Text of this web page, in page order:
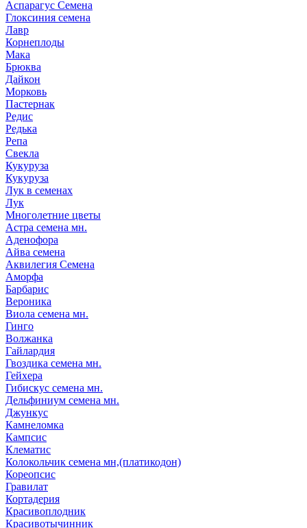
Аспарагус Семена
Глоксиния семена
Лавр
Корнеплоды
Мака
Брюква
Дайкон
Морковь
Пастернак
Редис
Редька
Репа
Свекла
Кукуруза
Кукуруза
Лук в семенах
Лук
Многолетние цветы
Астра семена мн.
Аденофора
Айва семена
Аквилегия Семена
Аморфа
Барбарис
Вероника
Виола семена мн.
Гинго
Волжанка
Гайлардия
Гвоздика семена мн.
Гейхера
Гибискус семена мн.
Дельфиниум семена мн.
Джункус
Камнеломка
Кампсис
Клематис
Колокольчик семена мн,(платикодон)
Кореопсис
Гравилат
Кортадерия
Красивоплодник
Красивотычинник